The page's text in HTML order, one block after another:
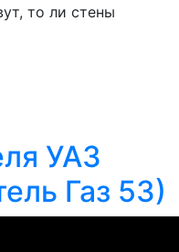
то ли стены
УАЗ
Газ 53)